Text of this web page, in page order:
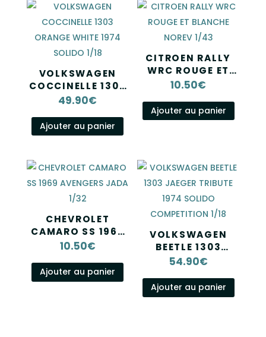
VOLKSWAGEN
COCCINELLE 1303
ORANGE WHITE
49.90€
Ajouter au panier
CITROEN RALLY
WRC ROUGE ET
BLANCHE NOREV
10.50€
Ajouter au panier
CHEVROLET
CAMARO SS 1969
AVENGERS JADA
10.50€
Ajouter au panier
VOLKSWAGEN
BEETLE 1303
JAEGER TRIBUTE
COMPETITION
1/18
54.90€
Ajouter au panier